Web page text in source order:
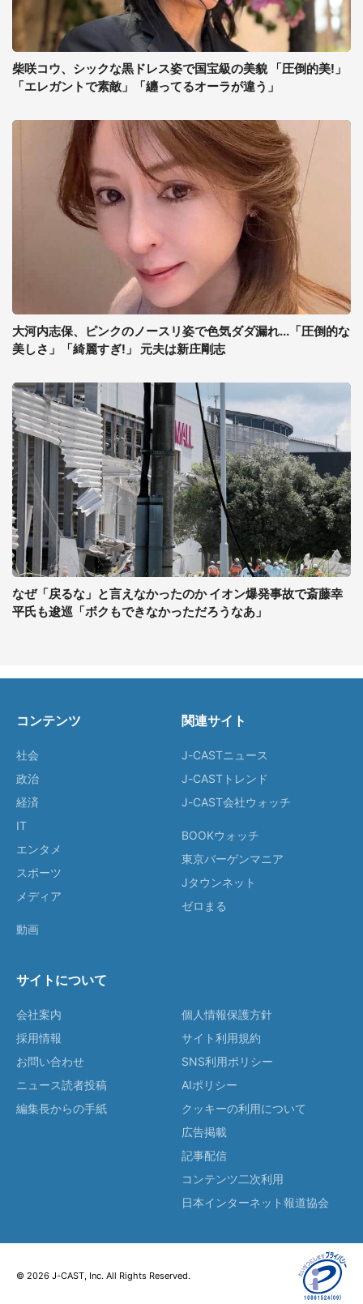
柴咲コウ、シックな黒ドレス姿で国宝級の美貌 「圧倒的美!」
「エレガントで素敵」「纏ってるオーラが違う」
大河内志保、ピンクのノースリ姿で色気ダダ漏れ...「圧倒的な
美しさ」「綺麗すぎ!」 元夫は新庄剛志
なぜ「戻るな」と言えなかったのか イオン爆発事故で斎藤幸
平氏も逡巡「ボクもできなかっただろうなあ」
コンテンツ
社会
政治
経済
IT
エンタメ
スポーツ
メディア
動画
関連サイト
J-CASTニュース
J-CASTトレンド
J-CAST会社ウォッチ
BOOKウォッチ
東京バーゲンマニア
Jタウンネット
ゼロまる
サイトについて
会社案内
採用情報
お問い合わせ
ニュース読者投稿
編集長からの手紙
個人情報保護方針
サイト利用規約
SNS利用ポリシー
AIポリシー
クッキーの利用について
広告掲載
記事配信
コンテンツ二次利用
日本インターネット報道協会
© 2026 J-CAST, Inc. All Rights Reserved.